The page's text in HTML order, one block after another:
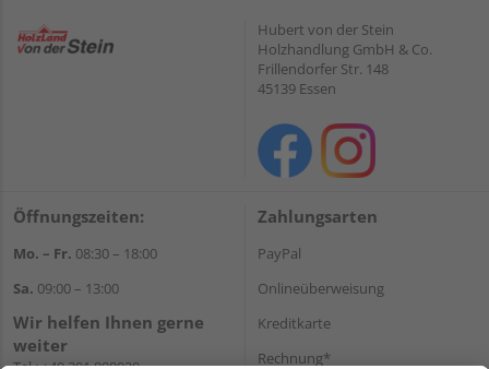
Hubert von der Stein
Holzhandlung GmbH & Co.
Frillendorfer Str. 148
45139 Essen
Öffnungszeiten:
Mo. – Fr. 08:30 – 18:00
Sa. 09:00 – 13:00
Wir helfen Ihnen gerne
weiter
Zahlungsarten
PayPal
Onlineüberweisung
Kreditkarte
Rechnung*